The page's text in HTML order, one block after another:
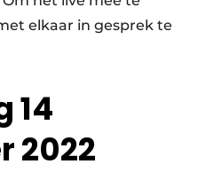
elkaar in gesprek te
14
2022